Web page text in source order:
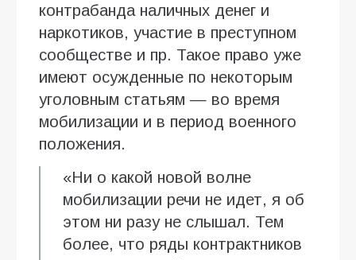
контрабанда наличных денег и
наркотиков, участие в преступном
сообществе и пр. Такое право уже
имеют осужденные по некоторым
уголовным статьям — во время
мобилизации и в период военного
положения.
«Ни о какой новой волне
мобилизации речи не идет, я об
этом ни разу не слышал. Тем
более, что ряды контрактников